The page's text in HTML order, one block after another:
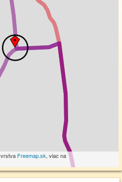
vrstva Freemap.sk, viac na